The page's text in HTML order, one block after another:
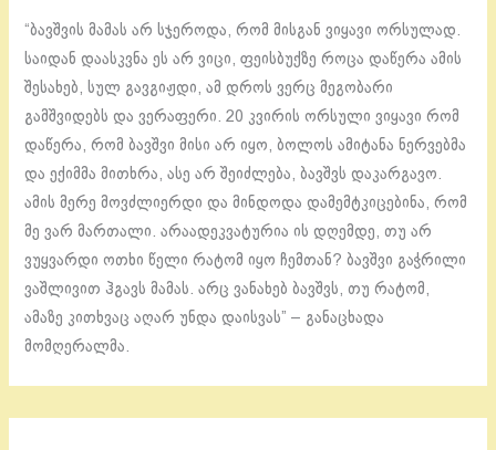
“ბავშვის მამას არ სჯეროდა, რომ მისგან ვიყავი ორსულად.
საიდან დაასკვნა ეს არ ვიცი, ფეისბუქზე როცა დაწერა ამის
შესახებ, სულ გავგიჟდი, ამ დროს ვერც მეგობარი
გამშვიდებს და ვერაფერი. 20 კვირის ორსული ვიყავი რომ
დაწერა, რომ ბავშვი მისი არ იყო, ბოლოს ამიტანა ნერვებმა
და ექიმმა მითხრა, ასე არ შეიძლება, ბავშვს დაკარგავო.
ამის მერე მოვძლიერდი და მინდოდა დამემტკიცებინა, რომ
მე ვარ მართალი. არაადეკვატურია ის დღემდე, თუ არ
ვუყვარდი ოთხი წელი რატომ იყო ჩემთან? ბავშვი გაჭრილი
ვაშლივით ჰგავს მამას. არც ვანახებ ბავშვს, თუ რატომ,
ამაზე კითხვაც აღარ უნდა დაისვას” – განაცხადა
მომღერალმა.